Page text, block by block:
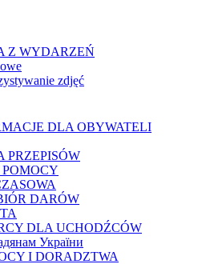
Z WYDARZEŃ
zdjęć
DLA OBYWATELI
PRZEPISÓW
DARÓW
DLA UCHODŹCÓW
України
I DORADZTWA